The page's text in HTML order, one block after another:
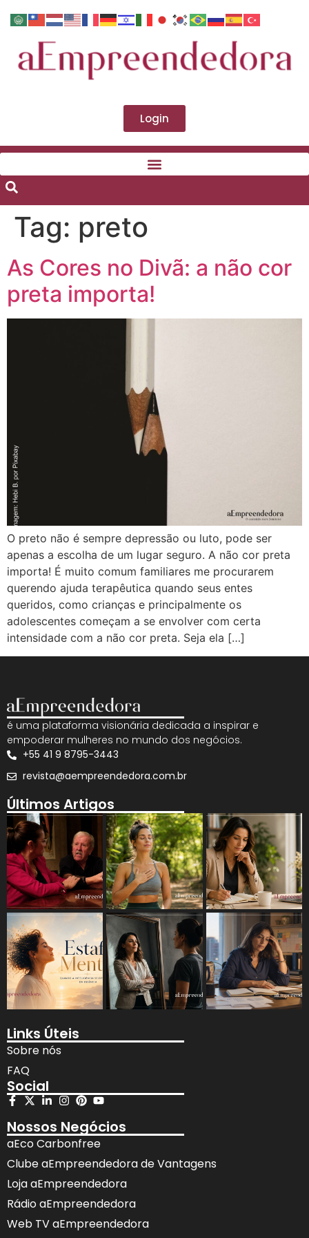
Login
Tag: preto
As Cores no Divã: a não cor
preta importa!
O preto não é sempre depressão ou luto, pode ser
apenas a escolha de um lugar seguro. A não cor preta
importa! É muito comum familiares me procurarem
querendo ajuda terapêutica quando seus entes
queridos, como crianças e principalmente os
adolescentes começam a se envolver com certa
intensidade com a não cor preta. Seja ela […]
é uma plataforma visionária dedicada a inspirar e
empoderar mulheres no mundo dos negócios.
+55 41 9 8795-3443
revista@aempreendedora.com.br
Últimos Artigos
Links Úteis
Sobre nós
FAQ
Social
Nossos Negócios
aEco Carbonfree
Clube aEmpreendedora de Vantagens
Loja aEmpreendedora
Rádio aEmpreendedora
Web TV aEmpreendedora